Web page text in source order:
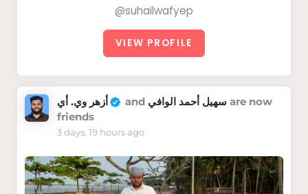
@suhailwafyep
VIEW PROFILE
أزهر وي. أي and سهيل أحمد الوافي are now
friends
3 days, 19 hours ago